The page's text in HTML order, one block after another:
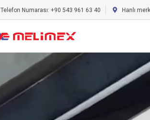
Telefon Numarası: +90 543 961 63 40 Hanlı